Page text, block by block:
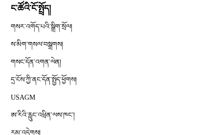
ང་ཚོའི་ངོ་སྤྲོད།
གསར་འགོད་པའི་སྒྲིག་སྲོལ།
ས་མིག་གསལ་བསྒྲགས།
གསང་དོན་འགན་ལེན།
དྲ་ངོས་ཀྱི་ནང་དོན་སྤྱོད་ཕྱོགས།
USAGM
ཨ་རིའི་རླུང་འཕྲིན་ལས་ཁང༌།
རམ་འདེགས།